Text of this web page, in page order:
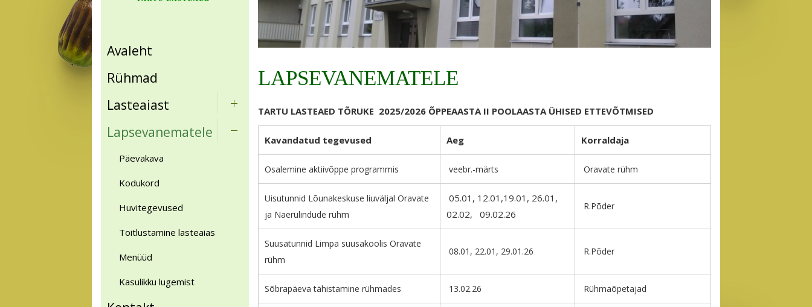
Avaleht
Rühmad
Lasteaiast
Lapsevanematele
Päevakava
Kodukord
Huvitegevused
Toitlustamine lasteaias
Menüüd
Kasulikku lugemist
LAPSEVANEMATELE
TARTU LASTEAED TÕRUKE 2025/2026 ÕPPEAASTA II POOLAASTA ÜHISED ETTEVÕTMISED
Kavandatud tegevused Aeg Korraldaja
Osalemine aktiivõppe programmis veebr.-märts Oravate rühm
Uisutunnid Lõunakeskuse liuväljal Oravate
ja Naerulindude rühm
05.01, 12.01,19.01, 26.01,
02.02, 09.02.26
R.Põder
Suusatunnid Limpa suusakoolis Oravate
rühm
08.01, 22.01, 29.01.26 R.Põder
Sõbrapäeva tähistamine rühmades 13.02.26 Rühmaõpetajad